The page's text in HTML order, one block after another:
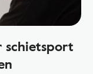
schietsport